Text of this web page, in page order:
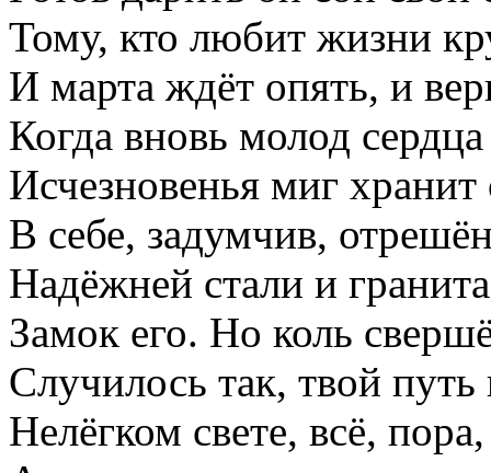
Тому, кто любит жизни
И марта ждёт опять, и
Когда вновь молод сердца
Исчезновенья миг хранит
В себе, задумчив,
Надёжней стали и гранита
Замок его. Но коль
Случилось так, твой путь
Нелёгком свете, всё, пора,